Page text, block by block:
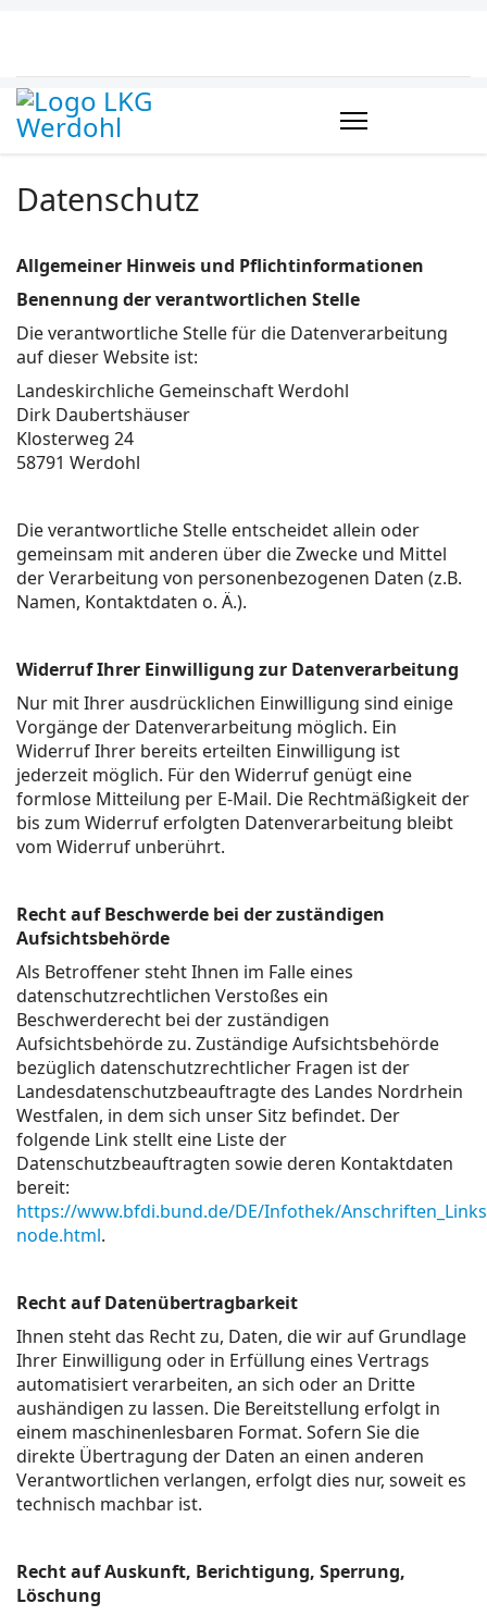
Datenschutz
Allgemeiner Hinweis und Pflichtinformationen
Benennung der verantwortlichen Stelle
Die verantwortliche Stelle für die Datenverarbeitung
auf dieser Website ist:
Landeskirchliche Gemeinschaft Werdohl
Dirk Daubertshäuser
Klosterweg 24
58791 Werdohl
Die verantwortliche Stelle entscheidet allein oder
gemeinsam mit anderen über die Zwecke und Mittel
der Verarbeitung von personenbezogenen Daten (z.B.
Namen, Kontaktdaten o. Ä.).
Widerruf Ihrer Einwilligung zur Datenverarbeitung
Nur mit Ihrer ausdrücklichen Einwilligung sind einige
Vorgänge der Datenverarbeitung möglich. Ein
Widerruf Ihrer bereits erteilten Einwilligung ist
jederzeit möglich. Für den Widerruf genügt eine
formlose Mitteilung per E-Mail. Die Rechtmäßigkeit der
bis zum Widerruf erfolgten Datenverarbeitung bleibt
vom Widerruf unberührt.
Recht auf Beschwerde bei der zuständigen
Aufsichtsbehörde
Als Betroffener steht Ihnen im Falle eines
datenschutzrechtlichen Verstoßes ein
Beschwerderecht bei der zuständigen
Aufsichtsbehörde zu. Zuständige Aufsichtsbehörde
bezüglich datenschutzrechtlicher Fragen ist der
Landesdatenschutzbeauftragte des Landes Nordrhein
Westfalen, in dem sich unser Sitz befindet. Der
folgende Link stellt eine Liste der
Datenschutzbeauftragten sowie deren Kontaktdaten
bereit:
https://www.bfdi.bund.de/DE/Infothek/
node.html.
Recht auf Datenübertragbarkeit
Ihnen steht das Recht zu, Daten, die wir auf Grundlage
Ihrer Einwilligung oder in Erfüllung eines Vertrags
automatisiert verarbeiten, an sich oder an Dritte
aushändigen zu lassen. Die Bereitstellung erfolgt in
einem maschinenlesbaren Format. Sofern Sie die
direkte Übertragung der Daten an einen anderen
Verantwortlichen verlangen, erfolgt dies nur, soweit es
technisch machbar ist.
Recht auf Auskunft, Berichtigung, Sperrung,
Löschung